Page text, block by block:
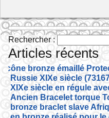
Rechercher :
Articles récents
Icône bronze émaillé
Russie XIXe siècle
XIXe siècle en régule
Ancien Bracelet torque
bronze braclet slave